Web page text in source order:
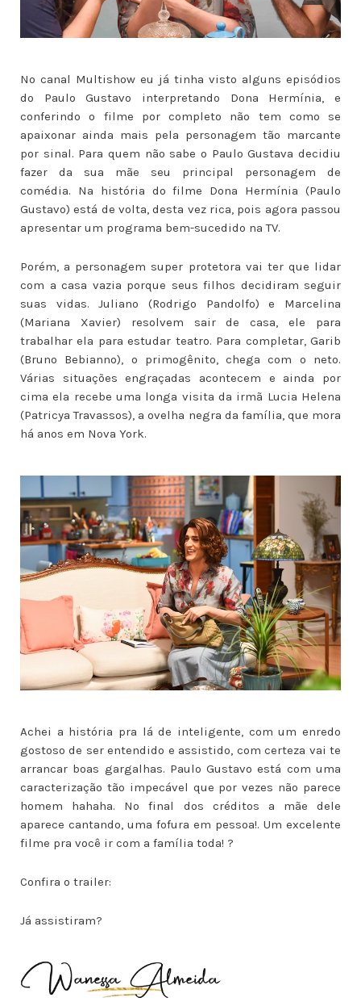
No canal Multishow eu já tinha visto alguns episódios
do Paulo Gustavo interpretando Dona Hermínia, e
conferindo o filme por completo não tem como se
apaixonar ainda mais pela personagem tão marcante
por sinal. Para quem não sabe o Paulo Gustava decidiu
fazer da sua mãe seu principal personagem de
comédia. Na história do filme Dona Hermínia (Paulo
Gustavo) está de volta, desta vez rica, pois agora passou
apresentar um programa bem-sucedido na TV.
Porém, a personagem super protetora vai ter que lidar
com a casa vazia porque seus filhos decidiram seguir
suas vidas. Juliano (Rodrigo Pandolfo) e Marcelina
(Mariana Xavier) resolvem sair de casa, ele para
trabalhar ela para estudar teatro. Para completar, Garib
(Bruno Bebianno), o primogênito, chega com o neto.
Várias situações engraçadas acontecem e ainda por
cima ela recebe uma longa visita da irmã Lucia Helena
(Patricya Travassos), a ovelha negra da família, que mora
há anos em Nova York.
Achei a história pra lá de inteligente, com um enredo
gostoso de ser entendido e assistido, com certeza vai te
arrancar boas gargalhas. Paulo Gustavo está com uma
caracterização tão impecável que por vezes não parece
homem hahaha. No final dos créditos a mãe dele
aparece cantando, uma fofura em pessoa!. Um excelente
filme pra você ir com a família toda! ?
Confira o trailer:
Já assistiram?